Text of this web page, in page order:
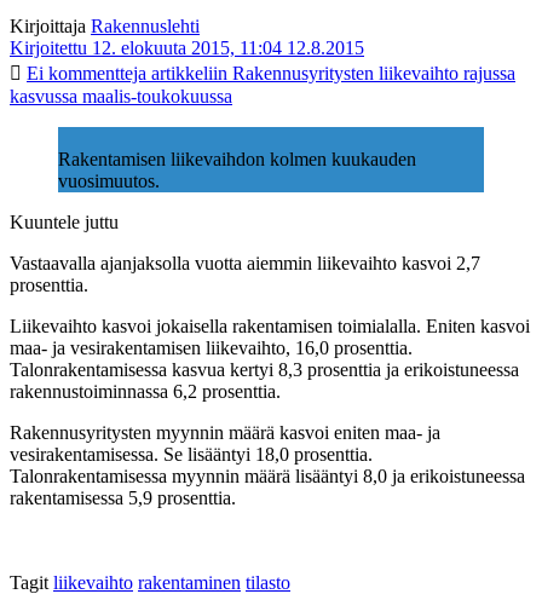
Kirjoittaja Rakennuslehti
Kirjoitettu 12. elokuuta 2015, 11:04 12.8.2015
Ei kommentteja artikkeliin Rakennusyritysten liikevaihto rajussa
kasvussa maalis-toukokuussa
Rakentamisen liikevaihdon kolmen kuukauden
vuosimuutos.
Kuuntele juttu
Vastaavalla ajanjaksolla vuotta aiemmin liikevaihto kasvoi 2,7
prosenttia.
Liikevaihto kasvoi jokaisella rakentamisen toimialalla. Eniten kasvoi
maa- ja vesirakentamisen liikevaihto, 16,0 prosenttia.
Talonrakentamisessa kasvua kertyi 8,3 prosenttia ja erikoistuneessa
rakennustoiminnassa 6,2 prosenttia.
Rakennusyritysten myynnin määrä kasvoi eniten maa- ja
vesirakentamisessa. Se lisääntyi 18,0 prosenttia.
Talonrakentamisessa myynnin määrä lisääntyi 8,0 ja erikoistuneessa
rakentamisessa 5,9 prosenttia.
Tagit liikevaihto rakentaminen tilasto